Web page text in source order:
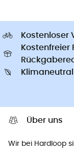
Kostenloser
Kostenfreier
Klimaneutral
Über uns
Wir bei Hardloop